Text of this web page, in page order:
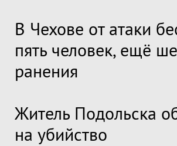
В Чехове от атаки
пять человек, ещё
ранения
Житель Подольска
на убийство